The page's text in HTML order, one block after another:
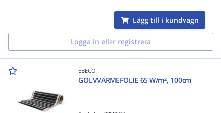
Lägg till i kundvagn
Logga in eller registrera
EBECO
GOLVVÄRMEFOLIE 65 W/m², 100cm